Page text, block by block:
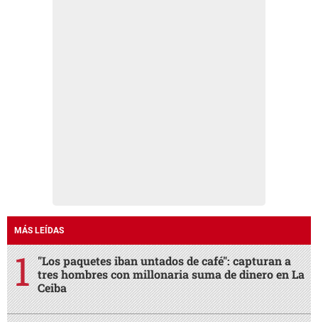
MÁS LEÍDAS
"Los paquetes iban untados de café": capturan a
tres hombres con millonaria suma de dinero en La
Ceiba